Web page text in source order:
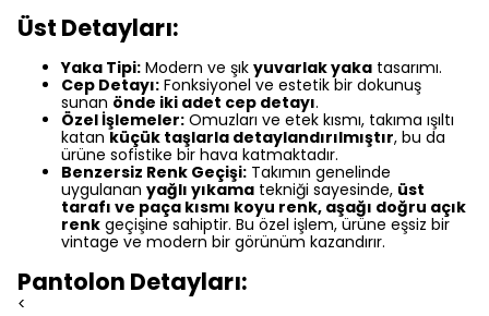
Üst Detayları:
Yaka Tipi: Modern ve şık yuvarlak yaka tasarımı.
Cep Detayı: Fonksiyonel ve estetik bir dokunuş
sunan önde iki adet cep detayı.
Özel İşlemeler: Omuzları ve etek kısmı, takıma ışıltı
katan küçük taşlarla detaylandırılmıştır, bu da
ürüne sofistike bir hava katmaktadır.
Benzersiz Renk Geçişi: Takımın genelinde
uygulanan yağlı yıkama tekniği sayesinde, üst
tarafı ve paça kısmı koyu renk, aşağı doğru açık
renk geçişine sahiptir. Bu özel işlem, ürüne eşsiz bir
vintage ve modern bir görünüm kazandırır.
Pantolon Detayları:
<